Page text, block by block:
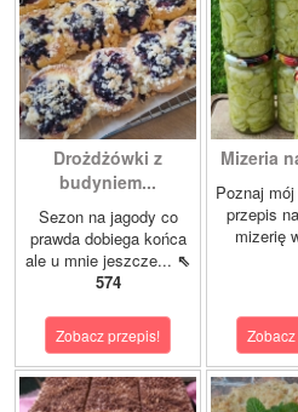
Drożdżówki z
budyniem...
Sezon na jagody co
prawda dobiega końca
ale u mnie jeszcze... ⇖
574
Zobacz przepis!
Mizeria
Poznaj
przepis
mizerię